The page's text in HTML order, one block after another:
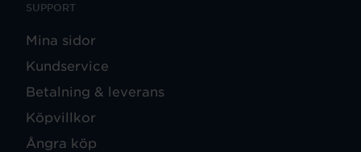
SUPPORT
Mina sidor
Kundservice
Betalning & leverans
Köpvillkor
Ångra köp